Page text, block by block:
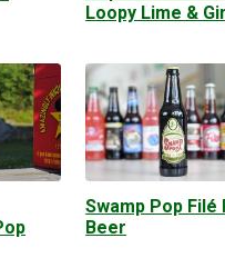
Loopy Lime &
Swamp Pop Filé
Beer